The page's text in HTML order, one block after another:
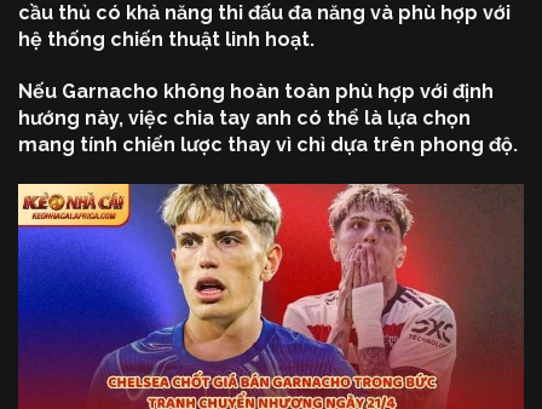
cầu thủ có khả năng thi đấu đa năng và phù hợp với
hệ thống chiến thuật linh hoạt.
Nếu Garnacho không hoàn toàn phù hợp với định
hướng này, việc chia tay anh có thể là lựa chọn
mang tính chiến lược thay vì chỉ dựa trên phong độ.